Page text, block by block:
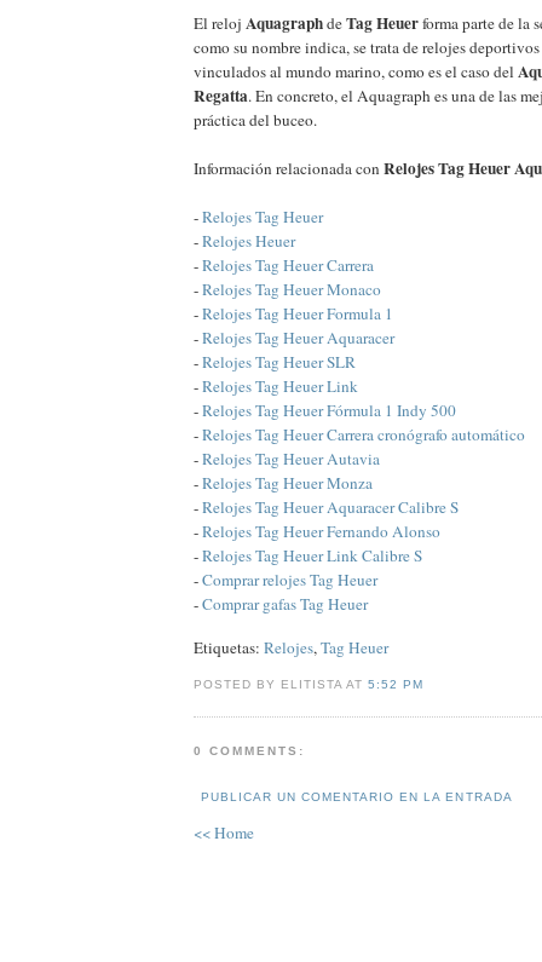
El reloj AquagraphdeTag Heuerforma parte de la
como su nombre indica, se trata de relojes
vinculados al mundo marino, como es el caso del
Regatta. En concreto, el Aquagraph es una de las
práctica del buceo.
Información relacionada con Relojes Tag Heuer
-Relojes Tag Heuer
-Relojes Heuer
-Relojes Tag Heuer Carrera
-Relojes Tag Heuer Monaco
-Relojes Tag Heuer Formula 1
-Relojes Tag Heuer Aquaracer
-Relojes Tag Heuer SLR
-Relojes Tag Heuer Link
-Relojes Tag Heuer Fórmula 1 Indy 500
-Relojes Tag Heuer Carrera cronógrafo automático
-Relojes Tag Heuer Autavia
-Relojes Tag Heuer Monza
-Relojes Tag Heuer Aquaracer Calibre S
-Relojes Tag Heuer Fernando Alonso
-Relojes Tag Heuer Link Calibre S
-Comprar relojes Tag Heuer
-Comprar gafas Tag Heuer
Etiquetas: Relojes,Tag Heuer
POSTED BY ELITISTA AT5:52 PM
0 COMMENTS:
PUBLICAR UN COMENTARIO EN LA ENTRADA
<< Home